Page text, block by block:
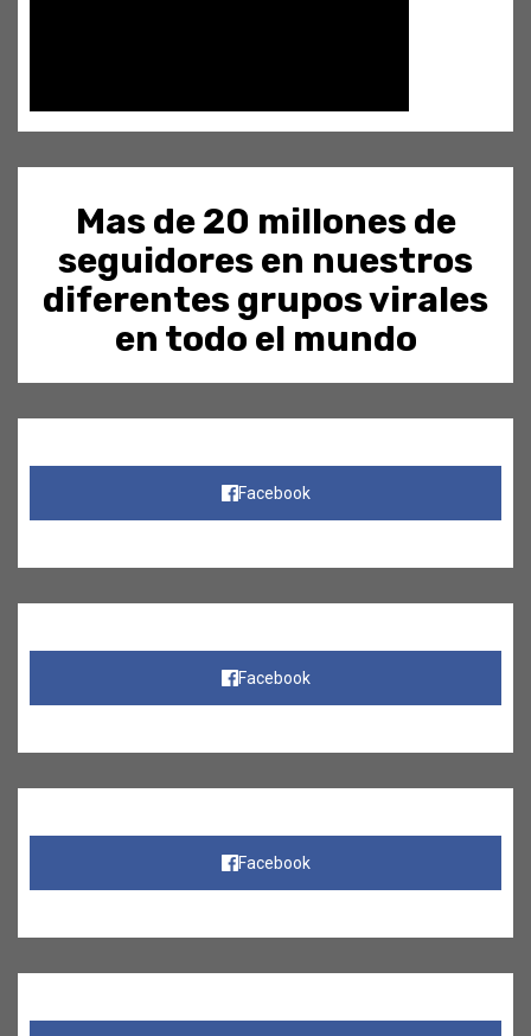
Mas de 20 millones de
seguidores en nuestros
diferentes grupos virales
en todo el mundo
Facebook
Facebook
Facebook